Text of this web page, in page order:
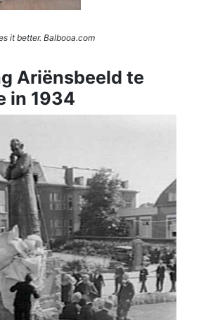
it better. Balbooa.com
Ariënsbeeld te
in 1934